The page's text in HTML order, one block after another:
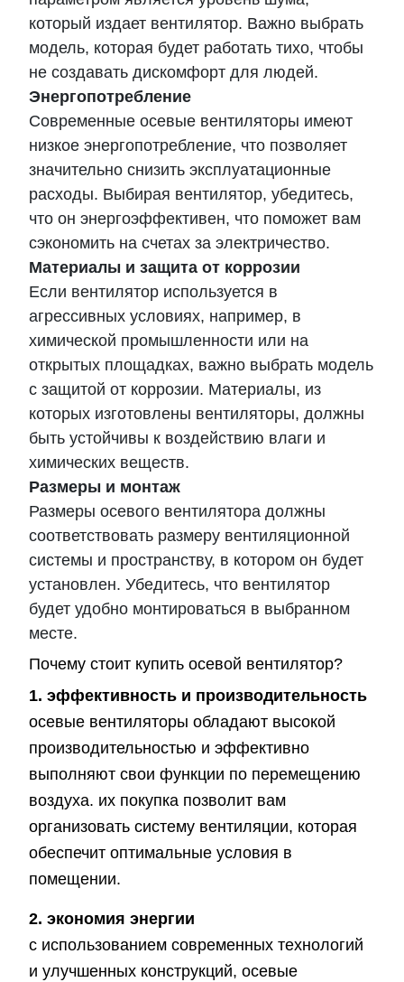
который издает вентилятор. Важно выбрать
модель, которая будет работать тихо, чтобы
не создавать дискомфорт для людей.
Энергопотребление
Современные осевые вентиляторы имеют
низкое энергопотребление, что позволяет
значительно снизить эксплуатационные
расходы. Выбирая вентилятор, убедитесь,
что он энергоэффективен, что поможет вам
сэкономить на счетах за электричество.
Материалы и защита от коррозии
Если вентилятор используется в
агрессивных условиях, например, в
химической промышленности или на
открытых площадках, важно выбрать модель
с защитой от коррозии. Материалы, из
которых изготовлены вентиляторы, должны
быть устойчивы к воздействию влаги и
химических веществ.
Размеры и монтаж
Размеры осевого вентилятора должны
соответствовать размеру вентиляционной
системы и пространству, в котором он будет
установлен. Убедитесь, что вентилятор
будет удобно монтироваться в выбранном
месте.
Почему стоит купить осевой вентилятор?
1. эффективность и производительность
осевые вентиляторы обладают высокой
производительностью и эффективно
выполняют свои функции по перемещению
воздуха. их покупка позволит вам
организовать систему вентиляции, которая
обеспечит оптимальные условия в
помещении.
2. экономия энергии
с использованием современных технологий
и улучшенных конструкций, осевые